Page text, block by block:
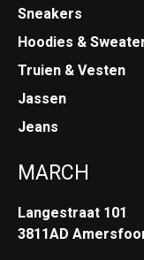
Sneakers
Hoodies &
Truien & Vesten
Jassen
Jeans
MARCH
Langestraat 101
3811AD